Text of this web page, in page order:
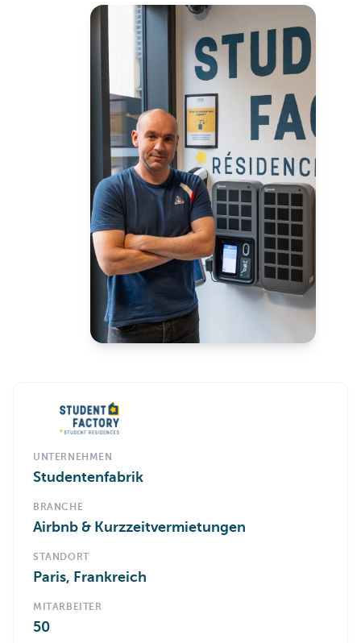
UNTERNEHMEN
Studentenfabrik
BRANCHE
Airbnb & Kurzzeitvermietungen
STANDORT
Paris, Frankreich
MITARBEITER
50